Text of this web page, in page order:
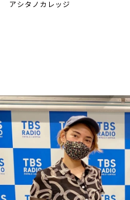
お知らせ
イベント・グッズ
YouTube
会社情報
アシタノカレッジ